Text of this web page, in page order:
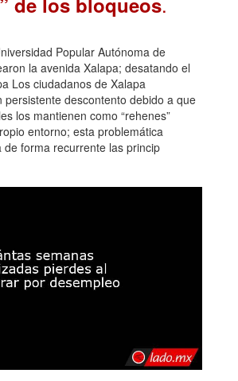
Popular Autónoma de
la avenida Xalapa; desatando el
Los ciudadanos de Xalapa
persistente descontento debido a que
los mantienen como “rehenes”
entorno; esta problemática
de forma recurrente las princip